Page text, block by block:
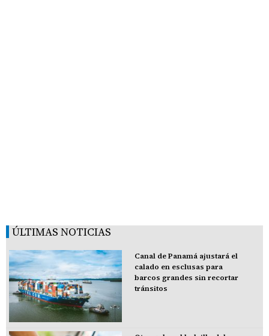
ÚLTIMAS NOTICIAS
Canal de Panamá ajustará el
calado en esclusas para
barcos grandes sin recortar
tránsitos